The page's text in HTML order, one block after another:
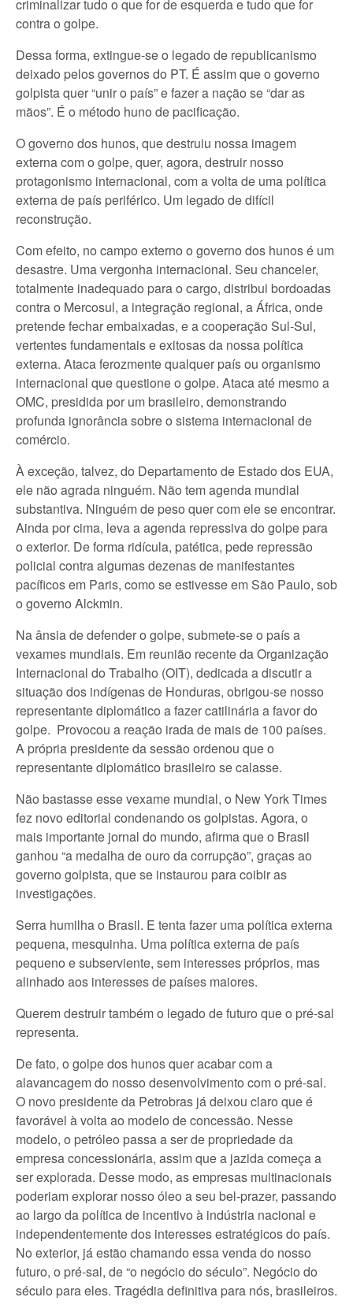
criminalizar tudo o que for de esquerda e tudo que for
contra o golpe.
Dessa forma, extingue-se o legado de republicanismo
deixado pelos governos do PT. É assim que o governo
golpista quer “unir o país” e fazer a nação se “dar as
mãos”. É o método huno de pacificação.
O governo dos hunos, que destruiu nossa imagem
externa com o golpe, quer, agora, destruir nosso
protagonismo internacional, com a volta de uma política
externa de país periférico. Um legado de difícil
reconstrução.
Com efeito, no campo externo o governo dos hunos é um
desastre. Uma vergonha internacional. Seu chanceler,
totalmente inadequado para o cargo, distribui bordoadas
contra o Mercosul, a integração regional, a África, onde
pretende fechar embaixadas, e a cooperação Sul-Sul,
vertentes fundamentais e exitosas da nossa política
externa. Ataca ferozmente qualquer país ou organismo
internacional que questione o golpe. Ataca até mesmo a
OMC, presidida por um brasileiro, demonstrando
profunda ignorância sobre o sistema internacional de
comércio.
À exceção, talvez, do Departamento de Estado dos EUA,
ele não agrada ninguém. Não tem agenda mundial
substantiva. Ninguém de peso quer com ele se encontrar.
Ainda por cima, leva a agenda repressiva do golpe para
o exterior. De forma ridícula, patética, pede repressão
policial contra algumas dezenas de manifestantes
pacíficos em Paris, como se estivesse em São Paulo, sob
o governo Alckmin.
Na ânsia de defender o golpe, submete-se o país a
vexames mundiais. Em reunião recente da Organização
Internacional do Trabalho (OIT), dedicada a discutir a
situação dos indígenas de Honduras, obrigou-se nosso
representante diplomático a fazer catilinária a favor do
golpe. Provocou a reação irada de mais de 100 países.
A própria presidente da sessão ordenou que o
representante diplomático brasileiro se calasse.
Não bastasse esse vexame mundial, o New York Times
fez novo editorial condenando os golpistas. Agora, o
mais importante jornal do mundo, afirma que o Brasil
ganhou “a medalha de ouro da corrupção”, graças ao
governo golpista, que se instaurou para coibir as
investigações.
Serra humilha o Brasil. E tenta fazer uma política externa
pequena, mesquinha. Uma política externa de país
pequeno e subserviente, sem interesses próprios, mas
alinhado aos interesses de países maiores.
Querem destruir também o legado de futuro que o pré-sal
representa.
De fato, o golpe dos hunos quer acabar com a
alavancagem do nosso desenvolvimento com o pré-sal.
O novo presidente da Petrobras já deixou claro que é
favorável à volta ao modelo de concessão. Nesse
modelo, o petróleo passa a ser de propriedade da
empresa concessionária, assim que a jazida começa a
ser explorada. Desse modo, as empresas multinacionais
poderiam explorar nosso óleo a seu bel-prazer, passando
ao largo da política de incentivo à indústria nacional e
independentemente dos interesses estratégicos do país.
No exterior, já estão chamando essa venda do nosso
futuro, o pré-sal, de “o negócio do século”. Negócio do
século para eles. Tragédia definitiva para nós, brasileiros.